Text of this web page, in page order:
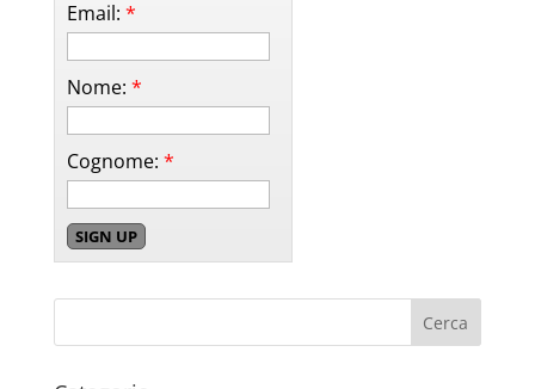
Email: *
Nome: *
Cognome: *